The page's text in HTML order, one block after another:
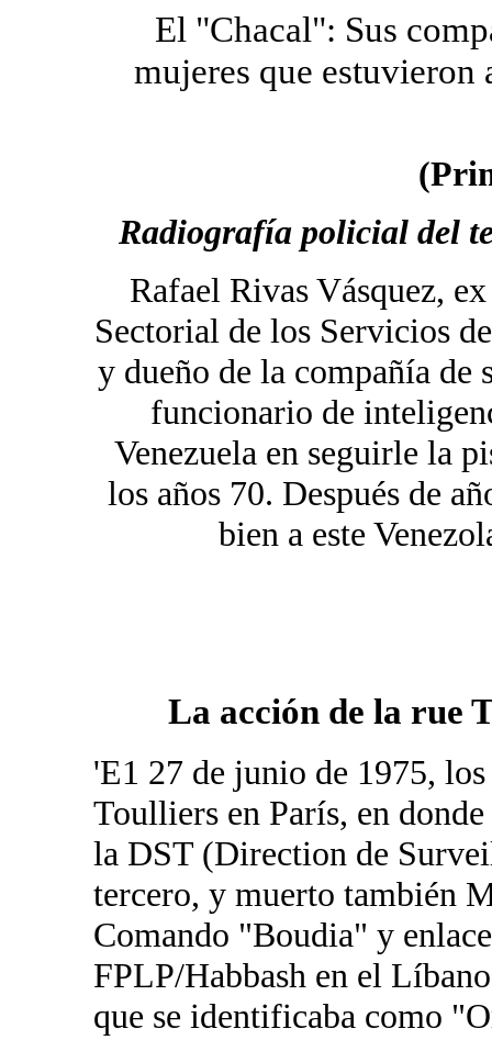
El "Chacal": Sus
mujeres que estuvieron
Radiografía policial del
Rafael Rivas Vásquez,
Sectorial de los Servicios
y dueño de la compañía
funcionario de
Venezuela en seguirle la
los años 70. Después de
bien a este
La acción de la rue
'E1 27 de junio de 1975,
Toulliers en París, en
la DST (Direction de
tercero, y muerto también
Comando "Boudia" y
FPLP/Habbash en el
que se identificaba como